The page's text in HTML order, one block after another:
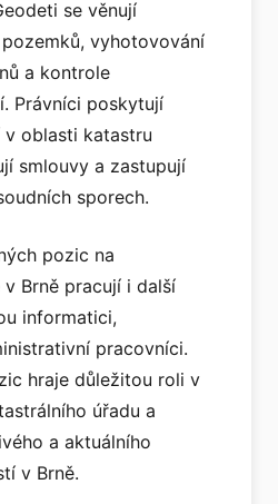
se věnují
vyhotovování
a kontrole
Právníci poskytují
oblasti katastru
smlouvy a zastupují
sporech.
pozic na
Brně pracují i další
informatici,
pracovníci.
hraje důležitou roli v
úřadu a
a aktuálního
v Brně.